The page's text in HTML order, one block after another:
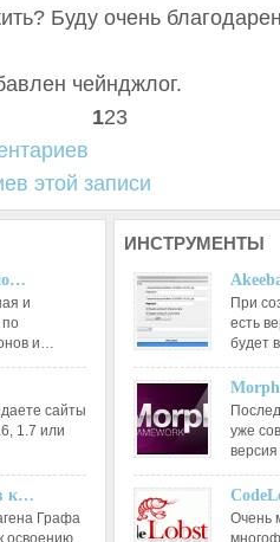
Буду очень
чейнджлог.
123
этой записи
и
по
и…
сайты
1.7 или
к…
Графа
освоению
ИНСТРУМЕНТЫ
При
есть
будет
уже
Очень